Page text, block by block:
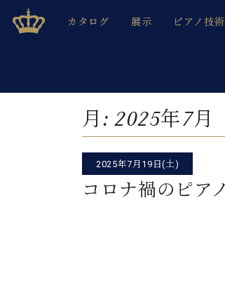
ベヒシュタインジャパン公式サイト
BECHSTEIN JAPAN Official Site
カタログ
C.ベヒシュタイン コンサー
C.ベヒシュ
展示 ピアノ技術
音色とタッ
ベヒシュ
み
趣味から本格的に学ぶ方まで大歓迎。ベ
ベヒシュタ
月: 2025年7月
2025年7月19日(土)
コロナ禍のピアノ